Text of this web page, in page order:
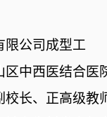
限公司成型工
区中西医结合
校长、正高级教